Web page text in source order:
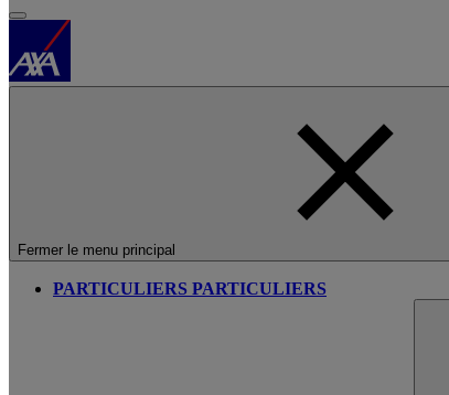
Fermer le menu principal
PARTICULIERS PARTICULIERS